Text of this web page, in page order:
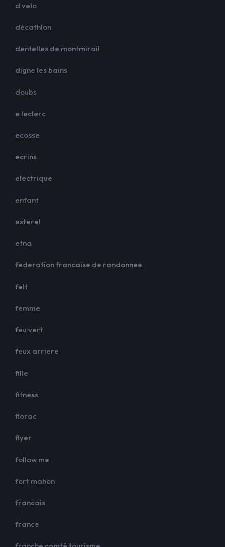
d velo
décathlon
dentelles de montmirail
digne les bains
doubs
e leclerc
ecosse
ecrins
electrique
enfant
esterel
etna
federation francaise de randonnee
felt
femme
feu vert
feux arriere
fille
fitness
florac
flyer
follow me
fort mahon
francais
france